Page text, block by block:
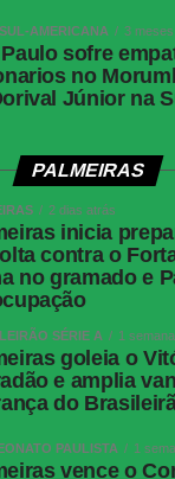
AMERICANA 3
sofre
no
Júnior na
PALMEIRAS
2 dias atrás
inicia
contra o
no gramado e
SÉRIE A 1
goleia o
e amplia
do
PAULISTA 1
vence o